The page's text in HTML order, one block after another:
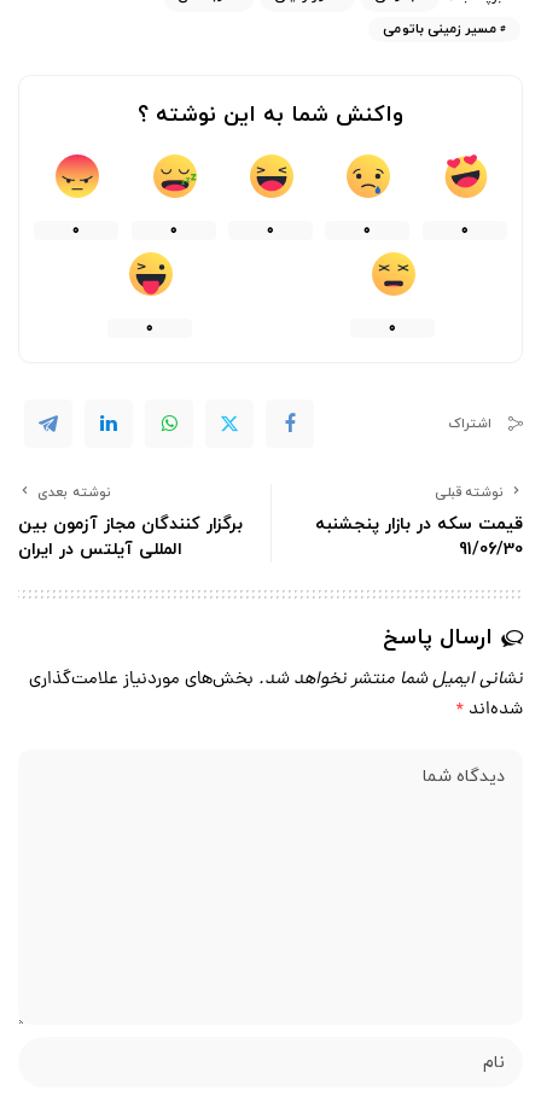
مسیر زمینی باتومی
واکنش شما به این نوشته ؟
0
0
0
0
0
0
0
اشتراک
نوشته قبلی
قیمت سکه در بازار پنجشنبه
91/06/30
نوشته بعدی
برگزار کنندگان مجاز آزمون بین
المللی آیلتس در ایران
ارسال پاسخ
نشانی ایمیل شما منتشر نخواهد شد. بخش‌های موردنیاز علامت‌گذاری
شده‌اند *